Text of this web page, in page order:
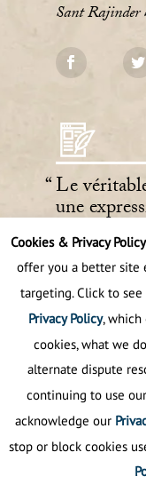
Sant
Le
une
Sant
Cookies & Privacy
offer you a better site
targeting. Click to
Privacy Policy, which
cookies, what we
alternate dispute
continuing to use
acknowledge our
stop or block cookies